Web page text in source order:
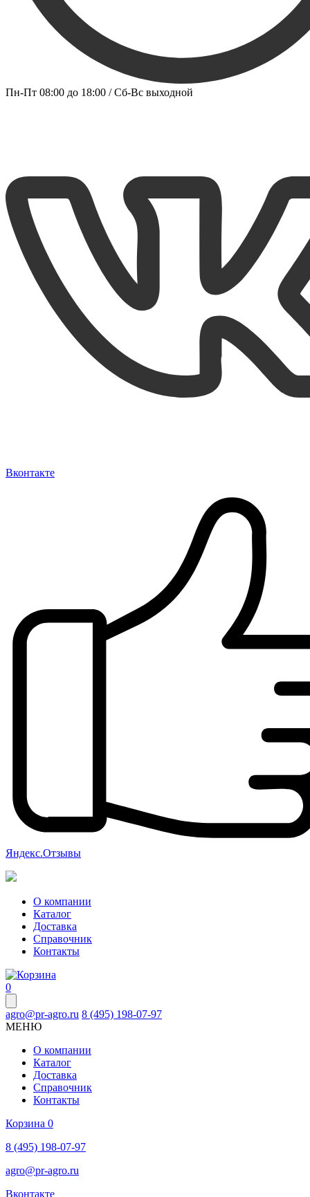
Пн-Пт 08:00 до 18:00 / Сб-Вс выходной
Вконтакте
Яндекс.Отзывы
О компании
Каталог
Доставка
Справочник
Контакты
0
agro@pr-agro.ru 8 (495) 198-07-97
МЕНЮ
О компании
Каталог
Доставка
Справочник
Контакты
Корзина 0
8 (495) 198-07-97
agro@pr-agro.ru
Вконтакте